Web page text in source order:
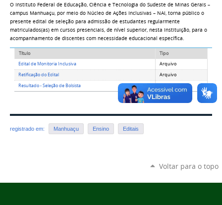
O Instituto Federal de Educação, Ciência e Tecnologia do Sudeste de Minas Gerais –
campus Manhuaçu, por meio do Núcleo de Ações Inclusivas – NAI, torna público o
presente edital de seleção para admissão de estudantes regularmente
matriculados(as) em cursos presenciais, de nível superior, nesta Instituição, para o
acompanhamento de discentes com necessidade educacional específica.
Título
Tipo
Edital de Monitoria Inclusiva
Arquivo
Retificação do Edital
Arquivo
Resultado - Seleção de Bolsista
Arquivo
registrado em: Manhuaçu Ensino Editais
Voltar para o topo